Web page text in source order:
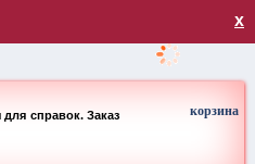
х
справок. Заказ
корзина